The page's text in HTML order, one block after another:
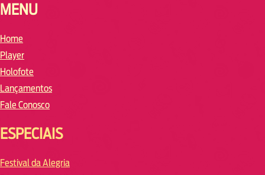
MENU
Home
Player
Holofote
Lançamentos
Fale Conosco
ESPECIAIS
Festival da Alegria